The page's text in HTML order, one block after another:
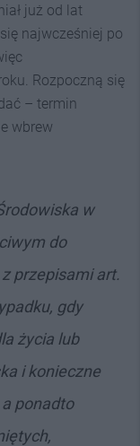
już od lat
najwcześniej po
Rozpoczną się
– termin
wbrew
w
do
przepisami art.
gdy
życia lub
i konieczne
ponadto